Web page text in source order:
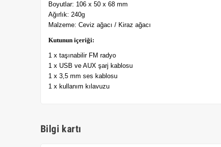
Boyutlar: 106 x 50 x 68 mm
Ağırlık: 240g
Malzeme: Ceviz ağacı / Kiraz ağacı
Kutunun içeriği:
1 x taşınabilir FM radyo
1 x USB ve AUX şarj kablosu
1 x 3,5 mm ses kablosu
1 x kullanım kılavuzu
Bilgi kartı